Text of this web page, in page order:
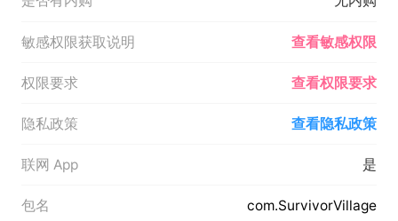
敏感权限获取说明 查看敏感权限
权限要求 查看权限要求
隐私政策 查看隐私政策
联网 App 是
包名 com.SurvivorVillage